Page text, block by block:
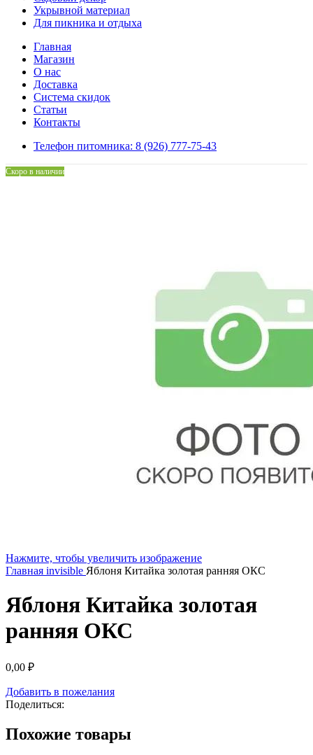
Укрывной материал
Для пикника и отдыха
Главная
Магазин
О нас
Доставка
Система скидок
Статьи
Контакты
Телефон питомника: 8 (926) 777-75-43
Скоро в наличии
Нажмите, чтобы увеличить изображение
Главная invisible Яблоня Китайка золотая ранняя ОКС
Яблоня Китайка золотая
ранняя ОКС
0,00 ₽
Добавить в пожелания
Поделиться:
Похожие товары